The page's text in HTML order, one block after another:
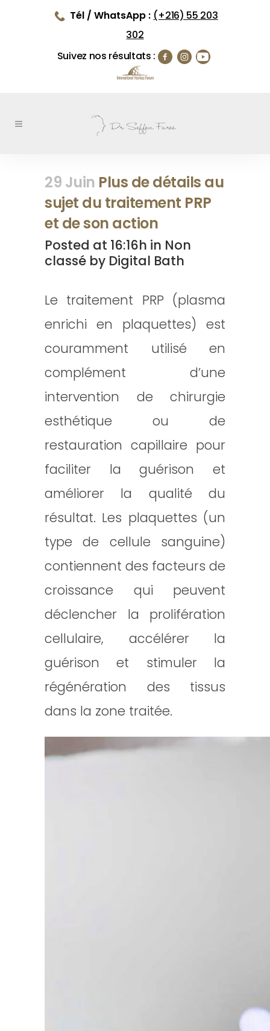
Tél / WhatsApp : (+216) 55 203
302
Suivez nos résultats :
29 Juin Plus de détails au
sujet du traitement PRP
et de son action
Posted at 16:16h in Non
classé by Digital Bath
Le traitement PRP (plasma
enrichi en plaquettes) est
couramment utilisé en
complément d’une
intervention de chirurgie
esthétique ou de
restauration capillaire pour
faciliter la guérison et
améliorer la qualité du
résultat. Les plaquettes (un
type de cellule sanguine)
contiennent des facteurs de
croissance qui peuvent
déclencher la prolifération
cellulaire, accélérer la
guérison et stimuler la
régénération des tissus
dans la zone traitée.